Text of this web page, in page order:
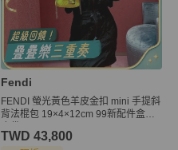
Fendi
FENDI 螢光黃色羊皮金扣 mini 手提斜
背法棍包 19×4×12cm 99新配件盒子
TWD 43,800